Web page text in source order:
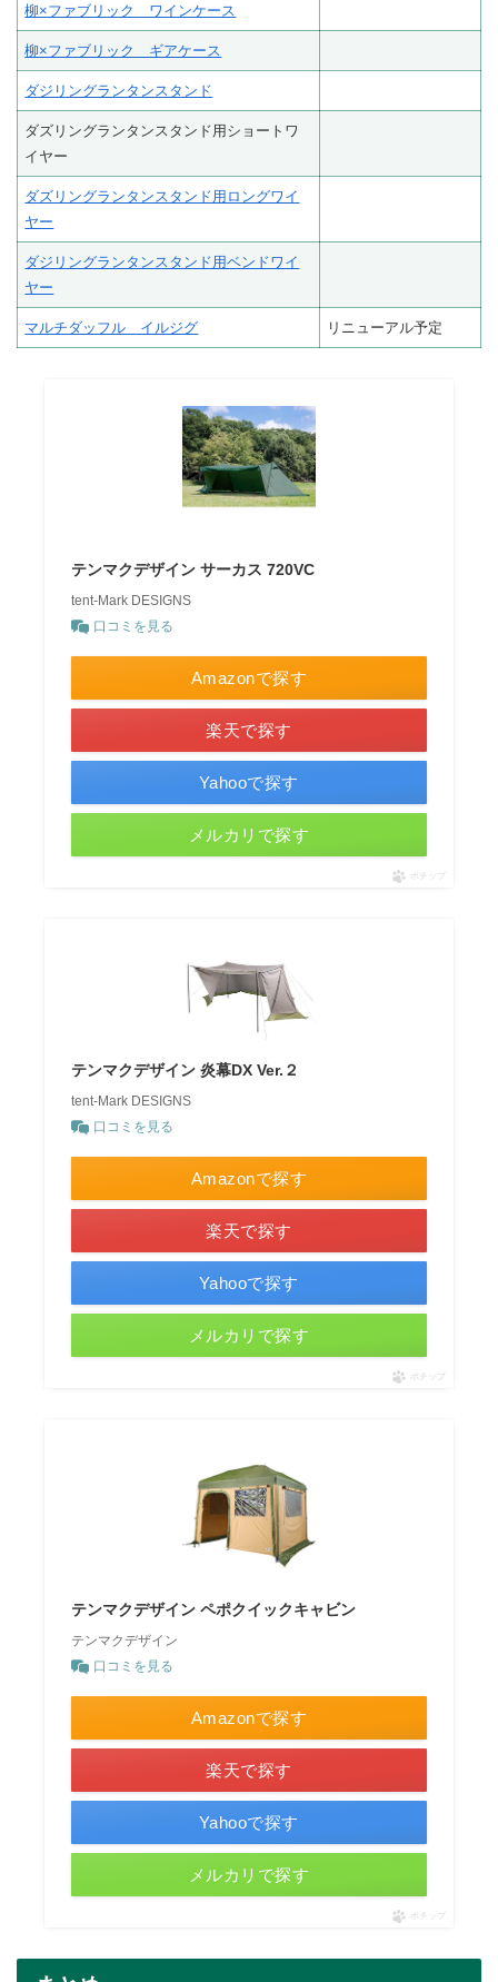
柳×ファブリック ワインケース
柳×ファブリック ギアケース
ダジリングランタンスタンド
ダズリングランタンスタンド用ショートワ
イヤー
ダズリングランタンスタンド用ロングワイ
ヤー
ダジリングランタンスタンド用ベンドワイ
ヤー
マルチダッフル イルジグ リニューアル予定
テンマクデザイン サーカス 720VC
tent-Mark DESIGNS
口コミを見る
Amazonで探す
楽天で探す
Yahooで探す
メルカリで探す
ポチップ
テンマクデザイン 炎幕DX Ver.２
tent-Mark DESIGNS
口コミを見る
Amazonで探す
楽天で探す
Yahooで探す
メルカリで探す
ポチップ
テンマクデザイン ペポクイックキャビン
テンマクデザイン
口コミを見る
Amazonで探す
楽天で探す
Yahooで探す
メルカリで探す
ポチップ